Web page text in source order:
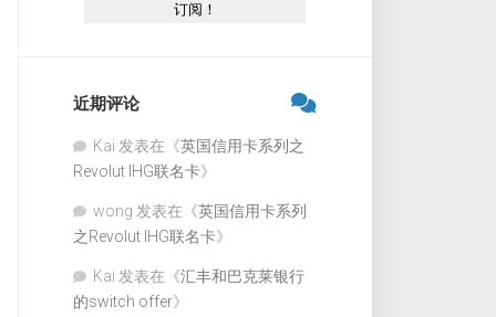
近期评论
Kai 发表在《英国信用卡系列之
Revolut IHG联名卡》
wong 发表在《英国信用卡系列
之Revolut IHG联名卡》
Kai 发表在《汇丰和巴克莱银行
的switch offer》